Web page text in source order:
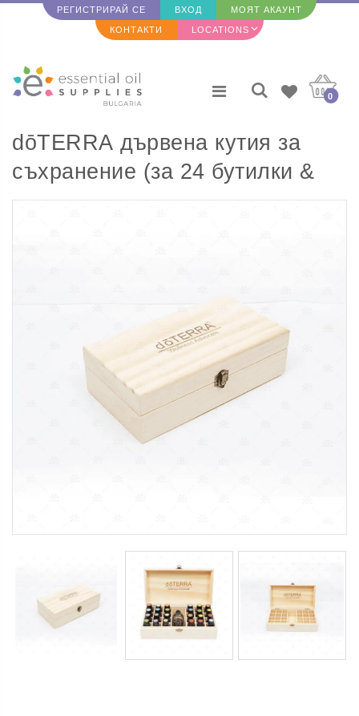
РЕГИСТРИРАЙ СЕ ВХОД МОЯТ АКАУНТ
КОНТАКТИ LOCATIONS
0
dōTERRA дървена кутия за
съхранение (за 24 бутилки &
ФКО)